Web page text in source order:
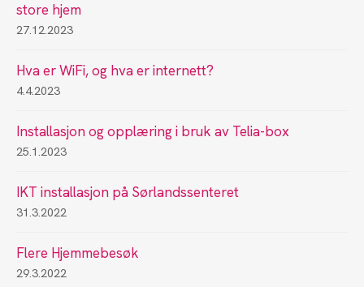
store hjem
27.12.2023
Hva er WiFi, og hva er internett?
4.4.2023
Installasjon og opplæring i bruk av Telia-box
25.1.2023
IKT installasjon på Sørlandssenteret
31.3.2022
Flere Hjemmebesøk
29.3.2022